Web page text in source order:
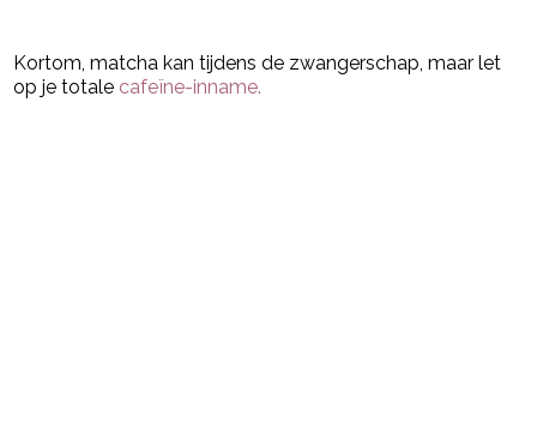
Kortom, matcha kan tijdens de zwangerschap, maar let
op je totale cafeïne-inname.